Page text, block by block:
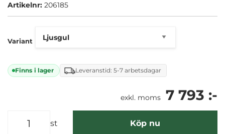
Artikelnr: 206185
Variant
Finns i lager Leveranstid: 5-7 arbetsdagar
exkl. moms 7 793 :-
st Köp nu